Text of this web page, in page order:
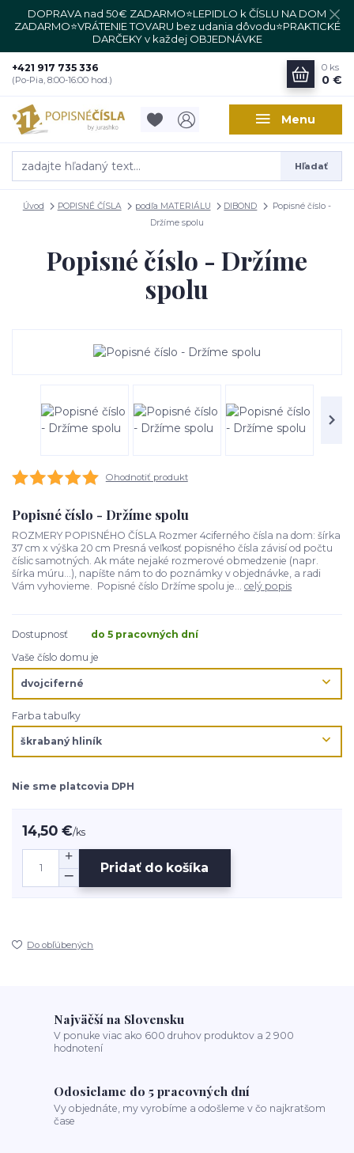
DOPRAVA nad 50€ ZADARMO⭐LEPIDLO k ČÍSLU NA DOM
ZADARMO⭐VRÁTENIE TOVARU bez udania dôvodu⭐PRAKTICKÉ
DARČEKY v každej OBJEDNÁVKE
Menu
Hľadať
+421 917 735 336
(Po-Pia, 8:00-16:00 hod.)
0 ks
0 €
Úvod POPISNÉ ČÍSLA podľa MATERIÁLU DIBOND
Popisné číslo -
Držíme spolu
Popisné číslo - Držíme
spolu
Ohodnotiť produkt
Popisné číslo - Držíme spolu
ROZMERY POPISNÉHO ČÍSLA Rozmer 4ciferného čísla na dom: šírka
37 cm x výška 20 cm Presná veľkosť popisného čísla závisí od počtu
číslic samotných. Ak máte nejaké rozmerové obmedzenie (napr.
šírka múru...), napíšte nám to do poznámky v objednávke, a radi
Vám vyhovieme. Popisné číslo Držíme spolu je... celý popis
Dostupnosť
do 5 pracovných dní
Vaše číslo domu je
Farba tabuľky
Nie sme platcovia DPH
14,50 €/ks
Pridať do košíka
Do obľúbených
Najväčší na Slovensku
V ponuke viac ako 600 druhov produktov a 2 900
hodnotení
Odosielame do 5 pracovných dní
Vy objednáte, my vyrobíme a odošleme v čo najkratšom
čase